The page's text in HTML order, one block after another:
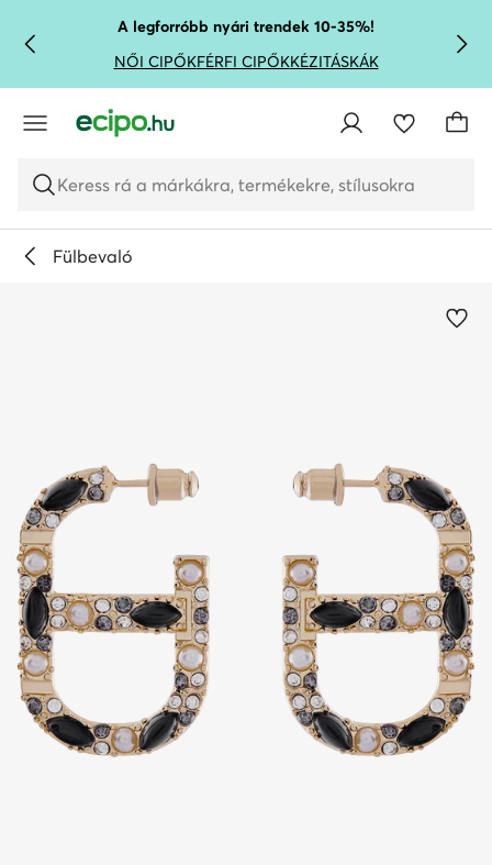
UGRÁS A FŐ TARTALOMRA
UGRÁS A KERESÉSHEZA legforróbb nyári trendek 10-35%!
NŐI CIPŐKFÉRFI CIPŐKKÉZITÁSKÁK
Keress rá a márkákra, termékekre, stílusokra
Fülbevaló